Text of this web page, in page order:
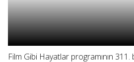
Film Gibi Hayatlar programının